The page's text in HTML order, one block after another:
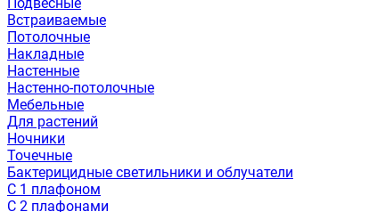
Подвесные
Встраиваемые
Потолочные
Накладные
Настенные
Настенно-потолочные
Мебельные
Для растений
Ночники
Точечные
Бактерицидные светильники и облучатели
С 1 плафоном
С 2 плафонами